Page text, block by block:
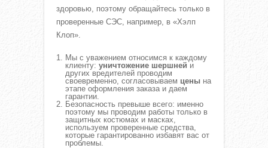
здоровью, поэтому обращайтесь только в
проверенные СЭС, например, в «Хэлп
Клоп».
Мы с уважением относимся к каждому
клиенту: уничтожение шершней и
других вредителей проводим
своевременно, согласовываем цены на
этапе оформления заказа и даем
гарантии.
Безопасность превыше всего: именно
поэтому мы проводим работы только в
защитных костюмах и масках,
используем проверенные средства,
которые гарантированно избавят вас от
проблемы.